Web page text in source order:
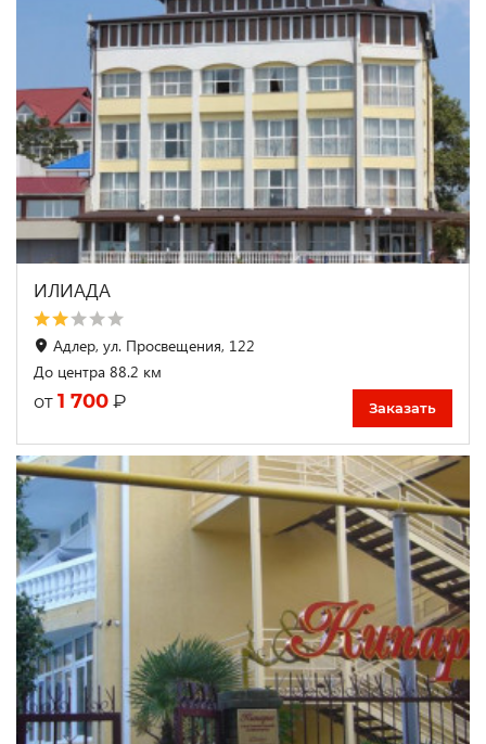
ИЛИАДА
Адлер, ул. Просвещения, 122
До центра 88.2 км
от 1 700 ₽ Заказать